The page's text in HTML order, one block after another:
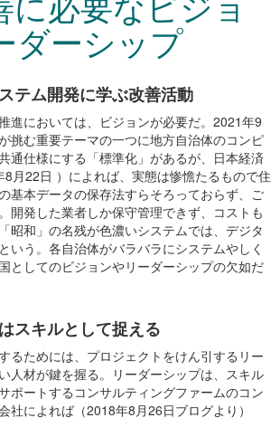
ダーシップ
テム開発に学ぶ改善活動
進においては、ビジョンが必要だ。2021年9
挑む重要テーマの一つに地方自治体のコンピ
通仕様にする「標準化」があるが、日本経済
月22日 ）によれば、実態は惨憺たるもので住
基本データの保存法すらそろっておらず、ご
開発した業者しか保守管理できず、コストも
昭和」の名残が色濃いシステムでは、デジタ
いう。各自治体がバラバラにシステムやしく
としてのビジョンやリーダーシップの欠如だ
スキルとして捉える
るためには、プロジェクトをけん引するリー
人材が鍵を握る。リーダーシップは、スキル
ポートするコンサルティングファームのコン
社によれば（2018年8月26日ブログより）